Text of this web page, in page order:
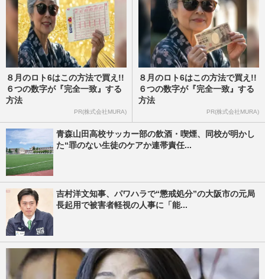
８月のロト6はこの方法で買え!!
６つの数字が『完全一致』する
方法
PR(株式会社MURA)
８月のロト6はこの方法で買え!!
６つの数字が『完全一致』する
方法
PR(株式会社MURA)
青森山田高校サッカー部の飲酒・喫煙、同校が明かし
た“罪のない生徒のケアか連帯責任...
吉村洋文知事、パワハラで“懲戒処分”の大阪市の元局
長起用で被害者軽視の人事に「能...